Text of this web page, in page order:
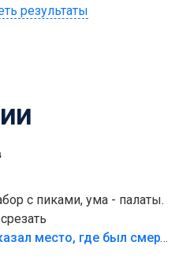
результаты
с пиками, ума - палаты.
«Попал на пику»: СК показал место, где был смертельно травмирован ребенок в Тольятти